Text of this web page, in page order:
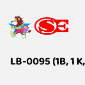
LB-0095 (1B, 1